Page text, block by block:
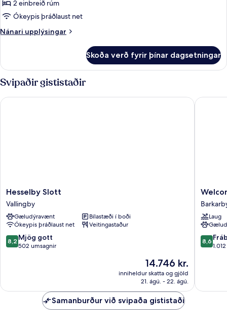
tvíbreiðu
2 einbreið rúm
Ókeypis þráðlaust net
Nánari upplýsingar
Nánari
herbergi
með
tvíbreiðu
rúmi
Skoða verð fyrir þínar dagsetningar
Svipaðir gististaðir
Hesselby
Slott
Vallingby
Hesselby Slott
Vallingby
Gæludýravænt
Bílastæði í boði
Ókeypis þráðlaust net
Veitingastaður
8.2
af
umsagnir
8,2 Mjög gott
502 umsagnir
Verðið
14.746 kr.
14.746 kr.
inniheldur skatta og gjöld
21. ágú. - 22. ágú.
Hesselby Slott
Hotel
Laug
8.6
af
8,6
Samanburður við svipaða gististaði